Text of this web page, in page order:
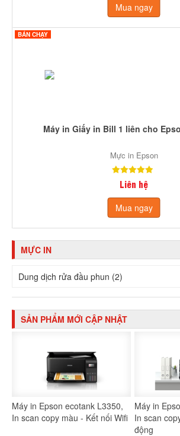
Mua ngay
BÁN CHẠY
Máy in Giấy in Bill 1 liên cho
Mực in Epson
Liên hệ
Mua ngay
MỰC IN
Dung dịch rửa đầu phun (2)
SẢN PHẨM MỚI CẬP NHẬT
Máy in Epson ecotank L3350,
In scan copy màu - Kết nối Wifi
Máy in
In scan
động